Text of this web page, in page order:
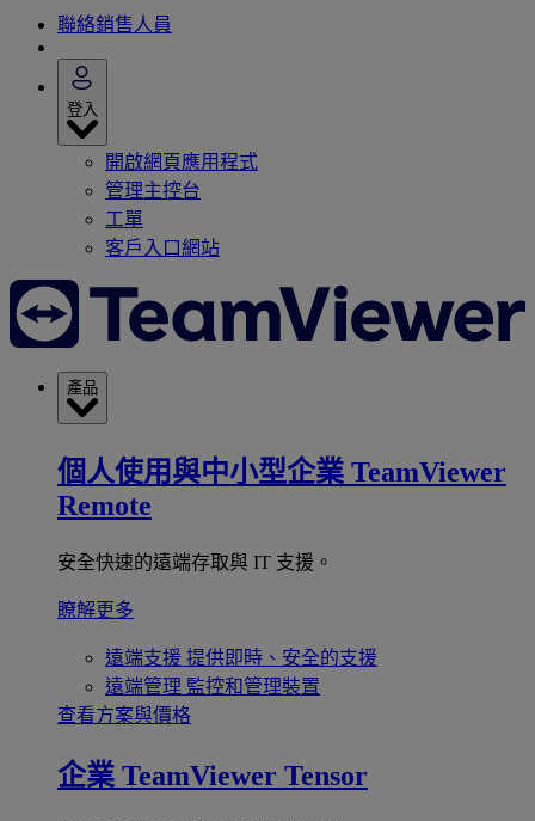
聯絡銷售人員
登入
開啟網頁應用程式
管理主控台
工單
客戶入口網站
產品
個人使用與中小型企業 TeamViewer
Remote
安全快速的遠端存取與 IT 支援。
瞭解更多
遠端支援 提供即時、安全的支援
遠端管理 監控和管理裝置
查看方案與價格
企業 TeamViewer Tensor